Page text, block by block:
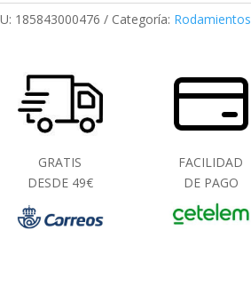
185843000476 Categoría: Rodamientos
GRATIS
DESDE 49€
FACILIDAD
DE PAGO